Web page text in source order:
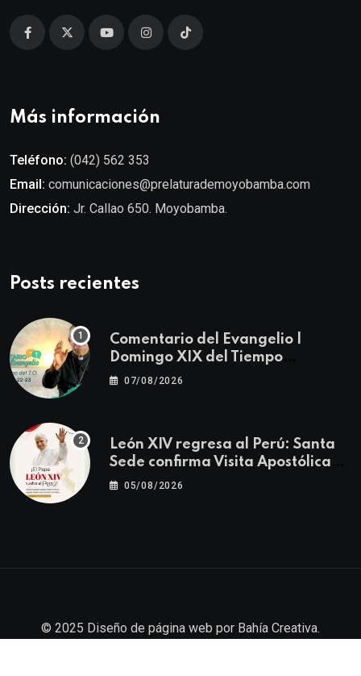
Más información
Teléfono: (042) 562 353
Email: comunicaciones@prelaturademoyobamba.com
Dirección: Jr. Callao 650. Moyobamba.
Posts recientes
Comentario del Evangelio |
Domingo XIX del Tiempo
Ordinario | Mateo 14, 22-23
07/08/2026
León XIV regresa al Perú: Santa
Sede confirma Visita Apostólica
del 11 al 17 de noviembre
05/08/2026
© 2025 Diseño de página web por Bahía Creativa.